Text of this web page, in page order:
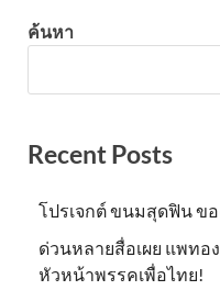
ค้นหา
Recent Posts
โปรเจกต์ ขนมสุดฟิน ข
ด่วนหลายสื่อเผย แพทอ
หัวหน้าพรรคเพื่อไทย!